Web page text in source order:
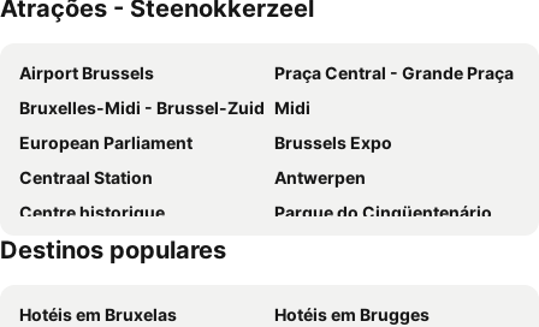
Hotel Siru Brussels
ibis Brussels City Centre
NH Collection Brussels Centre
Manos Stephanie Hotel
NH Brussels EU Berlaymont
Novotel Brussels City Centre
Safestay Brussels Grand Place
Novotel Brussels off Grand Place
Pullman Brussels Centre Midi
Latroupe Grand Place
YOOMA Urban Lodge
NH Brussels Grand Place Arenberg
ibis budget Brussels South Ruisbroek
Hotel Barry
Novotel Brussels Centre Midi Station
Atrações - Steenokkerzeel
Airport Brussels
Praça Central - Grande Praça
Bruxelles-Midi - Brussel-Zuid Midi
European Parliament
Brussels Expo
Centraal Station
Antwerpen
Centre historique
Parque do Cinqüentenário
Bruxelles-Nord - Brussel-Noord
Atomium
Centro Belga das Histórias em Quadrinho
Destinos populares
Hotéis em Bruxelas
Hotéis em Brugges